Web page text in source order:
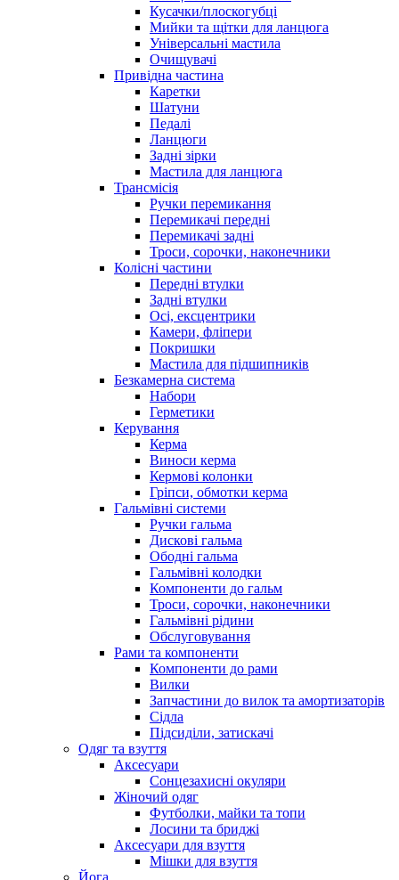
Кусачки/плоскогубці
Мийки та щітки для ланцюга
Універсальні мастила
Очищувачі
Привідна частина
Каретки
Шатуни
Педалі
Ланцюги
Задні зірки
Мастила для ланцюга
Трансмісія
Ручки перемикання
Перемикачі передні
Перемикачі задні
Троси, сорочки, наконечники
Колісні частини
Передні втулки
Задні втулки
Осі, ексцентрики
Камери, фліпери
Покришки
Мастила для підшипників
Безкамерна система
Набори
Герметики
Керування
Керма
Виноси керма
Кермові колонки
Гріпси, обмотки керма
Гальмівні системи
Ручки гальма
Дискові гальма
Ободні гальма
Гальмівні колодки
Компоненти до гальм
Троси, сорочки, наконечники
Гальмівні рідини
Обслуговування
Рами та компоненти
Компоненти до рами
Вилки
Запчастини до вилок та амортизаторів
Сідла
Підсиділи, затискачі
Одяг та взуття
Аксесуари
Сонцезахисні окуляри
Жіночий одяг
Футболки, майки та топи
Лосини та бриджі
Аксесуари для взуття
Мішки для взуття